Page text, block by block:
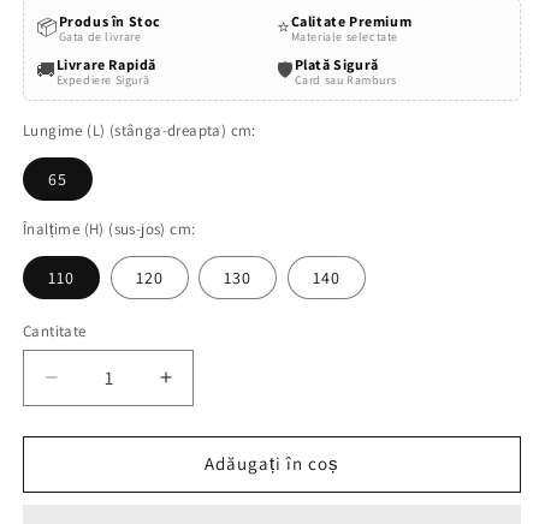
📦 Produs în Stoc
Gata de livrare ⭐Calitate Premium
Materiale selectate
🚚 Livrare Rapidă
Expediere Sigură 🛡️ Plată Sigură
Card sau Ramburs
Lungime (L) (stânga-dreapta) cm:
65
Înalțime (H) (sus-jos) cm:
110 120 130 140
Cantitate
Cantitate
Reduceți
cantitatea
pentru
Orizontale
Creșteți
cantitatea
pentru
Jaluzele
Orizontale
Adăugați în coș